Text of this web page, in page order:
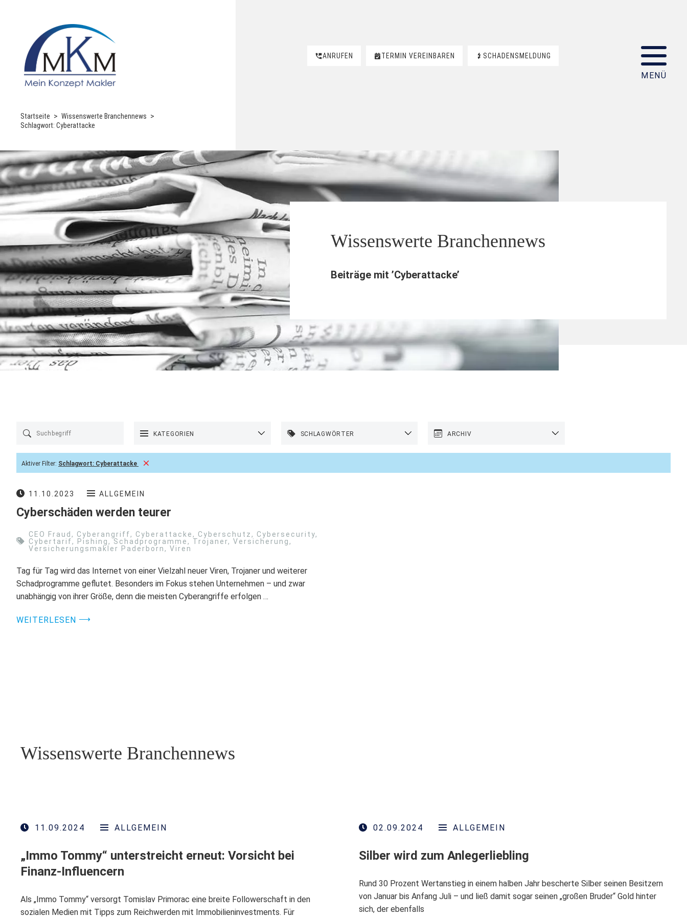
ANRUFEN TERMIN VEREINBAREN SCHADENSMELDUNG
Startseite
Wissenswerte Branchennews
Schlagwort: Cyberattacke
Wissenswerte Branchennews
Beiträge mit ’Cyberattacke’
KATEGORIEN SCHLAGWÖRTER ARCHIV
Aktiver Filter: Schlagwort: Cyberattacke
11.10.2023 ALLGEMEIN
Cyberschäden werden teurer
CEO Fraud , Cyberangriff, Cyberattacke , Cyberschutz , Cybersecurity,
Cybertarif, Pishing , Schadprogramme , Trojaner, Versicherung ,
Versicherungsmakler Paderborn , Viren
Tag für Tag wird das Internet von einer Vielzahl neuer Viren, Trojaner und weiterer
Schadprogramme geflutet. Besonders im Fokus stehen Unternehmen – und zwar
unabhängig von ihrer Größe, denn die meisten Cyberangriffe erfolgen …
WEITERLESEN ⟶
Wissenswerte Branchennews
11.09.2024 ALLGEMEIN
„Immo Tommy“ unterstreicht erneut: Vorsicht bei
Finanz-Influencern
Als „Immo Tommy“ versorgt Tomislav Primorac eine breite Followerschaft in den
sozialen Medien mit Tipps zum Reichwerden mit Immobilieninvestments. Für
02.09.2024 ALLGEMEIN
Silber wird zum Anlegerliebling
Rund 30 Prozent Wertanstieg in einem halben Jahr bescherte Silber seinen Besitzern
von Januar bis Anfang Juli – und ließ damit sogar seinen „großen Bruder“ Gold hinter
sich, der ebenfalls